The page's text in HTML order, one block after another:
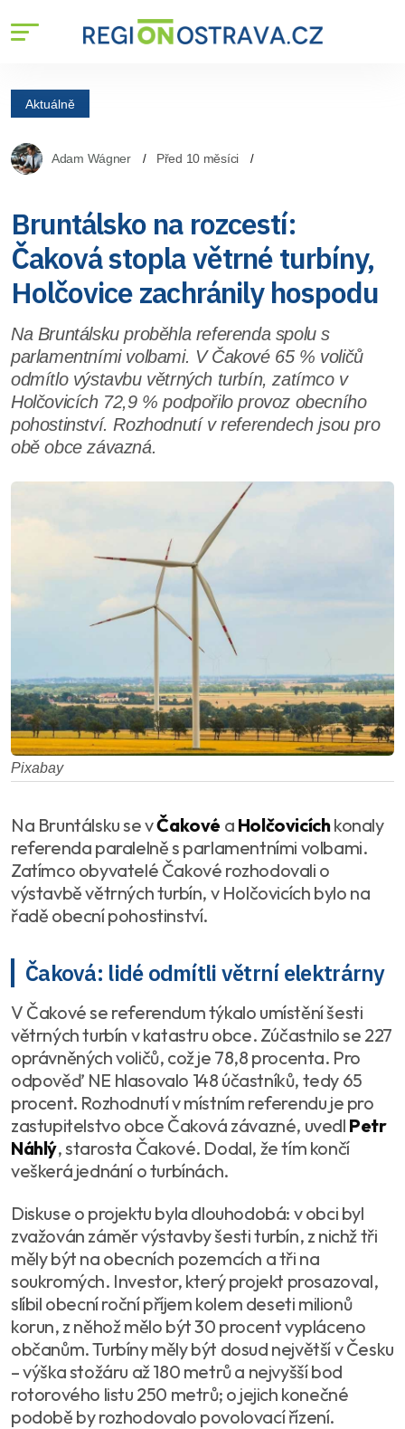
Aktuálně
Adam Wágner Před 10 měsíci
Bruntálsko na rozcestí:
Čaková stopla větrné turbíny,
Holčovice zachránily hospodu
Na Bruntálsku proběhla referenda spolu s
parlamentními volbami. V Čakové 65 % voličů
odmítlo výstavbu větrných turbín, zatímco v
Holčovicích 72,9 % podpořilo provoz obecního
pohostinství. Rozhodnutí v referendech jsou pro
obě obce závazná.
Pixabay
Na Bruntálsku se vČakové a Holčovicíchkonaly
referenda paralelně s parlamentními volbami.
Zatímco obyvatelé Čakové rozhodovali o
výstavbě větrných turbín, v Holčovicích bylo na
řadě obecní pohostinství.
Čaková: lidé odmítli větrní elektrárny
V Čakové se referendum týkalo umístění šesti
větrných turbín v katastru obce. Zúčastnilo se 227
oprávněných voličů, což je 78,8 procenta. Pro
odpověď NE hlasovalo 148 účastníků, tedy 65
procent. Rozhodnutí v místním referendu je pro
zastupitelstvo obce Čaková závazné, uvedl Petr
Náhlý, starosta Čakové. Dodal, že tím končí
veškerá jednání o turbínách.
Diskuse o projektu byla dlouhodobá: v obci byl
zvažován záměr výstavby šesti turbín, z nichž tři
měly být na obecních pozemcích a tři na
soukromých. Investor, který projekt prosazoval,
slíbil obecní roční příjem kolem deseti milionů
korun, z něhož mělo být 30 procent vypláceno
občanům. Turbíny měly být dosud největší v Česku
– výška stožáru až 180 metrů a nejvyšší bod
rotorového listu 250 metrů; o jejich konečné
podobě by rozhodovalo povolovací řízení.